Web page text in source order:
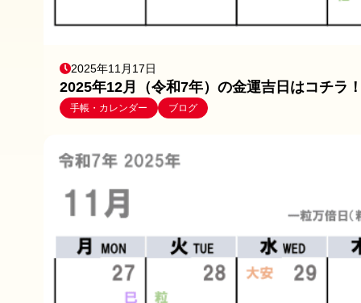
2025年11月17日
2025年12月（令和7年）の金運吉日はコチラ
手帳・カレンダー ブログ